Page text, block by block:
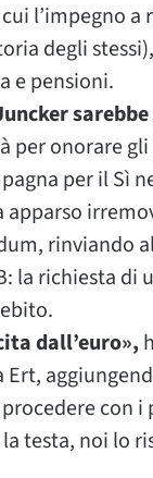
l’impegno
degli
e pensioni.
per onorare
per il Sì
rinviando
la richiesta di
dall’euro»,
con
testa, noi lo